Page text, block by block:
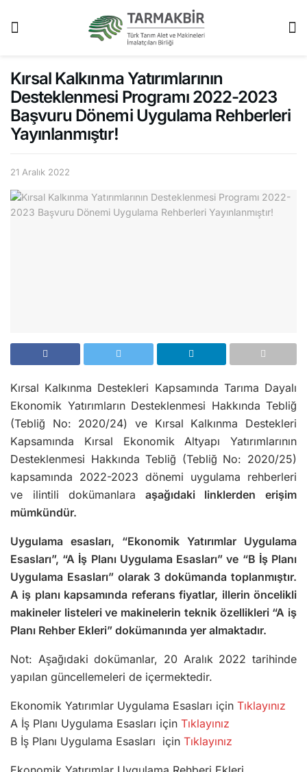
Kırsal Kalkınma Yatırımlarının
Desteklenmesi Programı 2022-2023
Başvuru Dönemi Uygulama Rehberleri
Yayınlanmıştır!
21 Aralık 2022
Kırsal Kalkınma Destekleri Kapsamında Tarıma Dayalı
Ekonomik Yatırımların Desteklenmesi Hakkında Tebliğ
(Tebliğ No: 2020/24) ve Kırsal Kalkınma Destekleri
Kapsamında Kırsal Ekonomik Altyapı Yatırımlarının
Desteklenmesi Hakkında Tebliğ (Tebliğ No: 2020/25)
kapsamında 2022-2023 dönemi uygulama rehberleri
ve ilintili dokümanlara aşağıdaki linklerden erişim
mümkündür.
Uygulama esasları, “Ekonomik Yatırımlar Uygulama
Esasları”, “A İş Planı Uygulama Esasları” ve “B İş Planı
Uygulama Esasları” olarak 3 dokümanda toplanmıştır.
A iş planı kapsamında referans fiyatlar, illerin öncelikli
makineler listeleri ve makinelerin teknik özellikleri “A iş
Planı Rehber Ekleri” dokümanında yer almaktadır.
Not: Aşağıdaki dokümanlar, 20 Aralık 2022 tarihinde
yapılan güncellemeleri de içermektedir.
Ekonomik Yatırımlar Uygulama Esasları için Tıklayınız
A İş Planı Uygulama Esasları için Tıklayınız
B İş Planı Uygulama Esasları için Tıklayınız